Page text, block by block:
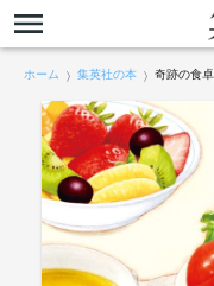
ホーム 集英社の本 奇跡の食卓